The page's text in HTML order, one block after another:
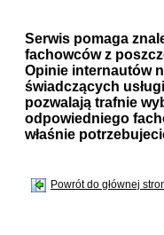
Serwis pomaga
fachowców z
Opinie internautów
świadczących
pozwalają trafnie
odpowiedniego
właśnie
Powrót do głównej